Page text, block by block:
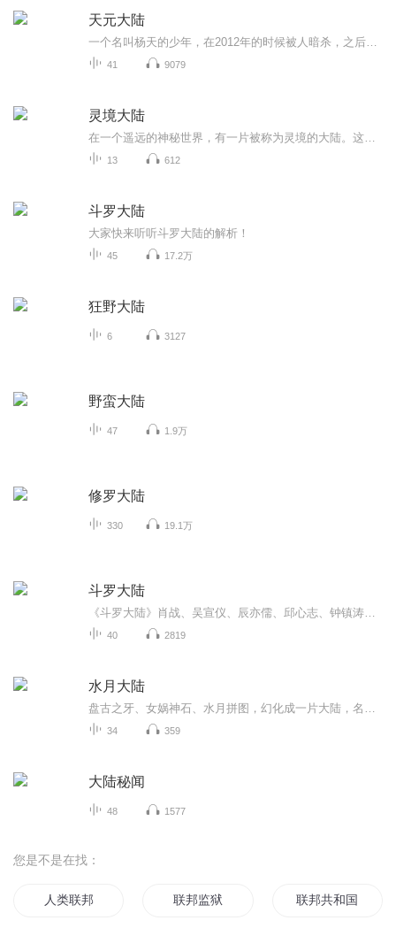
天元大陆
41 9079
灵境大陆
13 612
斗罗大陆
大家快来听听斗罗大陆的解析！
45 17.2万
狂野大陆
6 3127
野蛮大陆
47 1.9万
修罗大陆
330 19.1万
斗罗大陆
40 2819
水月大陆
34 359
大陆秘闻
48 1577
您是不是在找：
人类联邦 联邦监狱 联邦共和国